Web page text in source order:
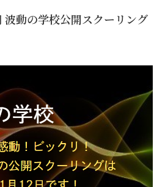
波動の学校公開スクーリング